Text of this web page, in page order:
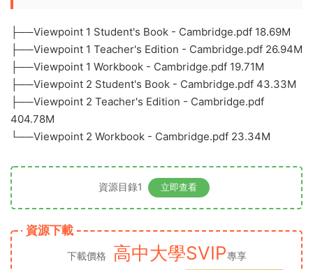
├──Viewpoint 1 Student's Book - Cambridge.pdf 18.69M
├──Viewpoint 1 Teacher's Edition - Cambridge.pdf 26.94M
├──Viewpoint 1 Workbook - Cambridge.pdf 19.71M
├──Viewpoint 2 Student's Book - Cambridge.pdf 43.33M
├──Viewpoint 2 Teacher's Edition - Cambridge.pdf
404.78M
└──Viewpoint 2 Workbook - Cambridge.pdf 23.34M
資源目錄1 立即查看
資源下載
下載價格 高中大學SVIP專享